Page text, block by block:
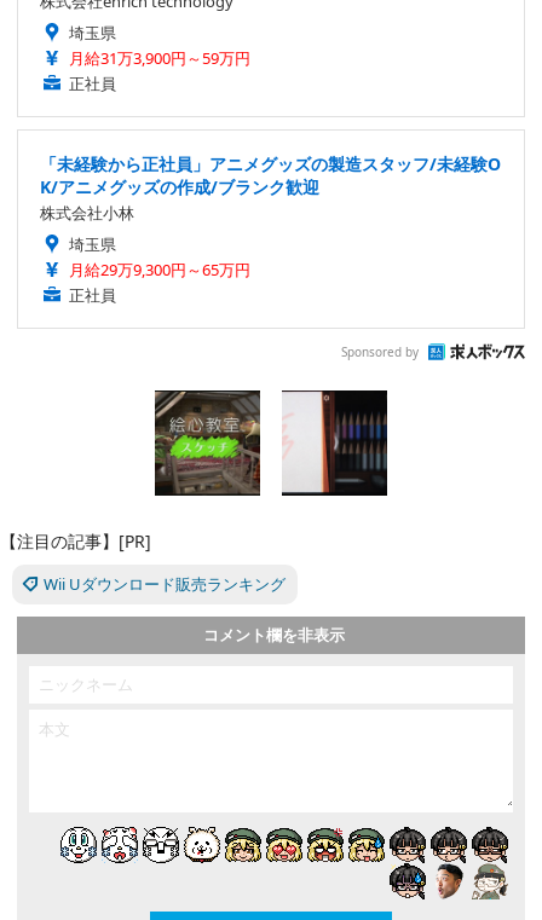
埼玉県
月給31万3,900円～59万円
正社員
「未経験から正社員」アニメグッズの製造スタッフ/未経験O
K/アニメグッズの作成/ブランク歓迎
株式会社小林
埼玉県
月給29万9,300円～65万円
正社員
Sponsored by
【注目の記事】[PR]
Wii Uダウンロード販売ランキング
コメント欄を非表示